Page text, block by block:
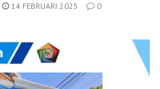
14 FEBRUARI 2025 0